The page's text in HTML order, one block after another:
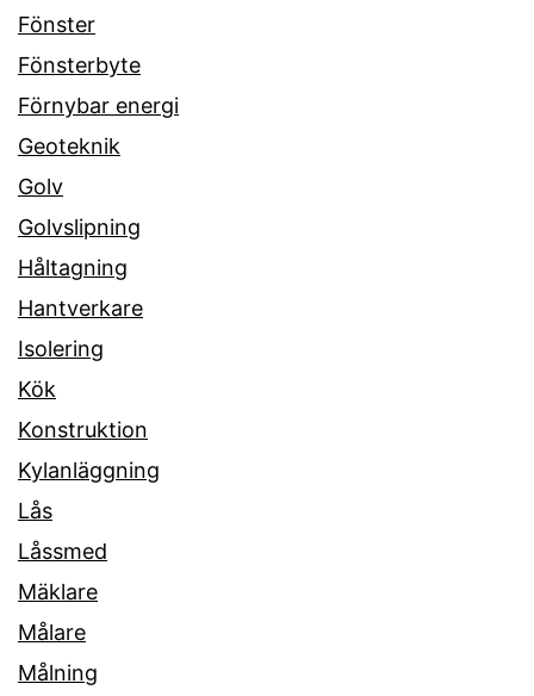
Fönster
Fönsterbyte
Förnybar energi
Geoteknik
Golv
Golvslipning
Håltagning
Hantverkare
Isolering
Kök
Konstruktion
Kylanläggning
Lås
Låssmed
Mäklare
Målare
Målning